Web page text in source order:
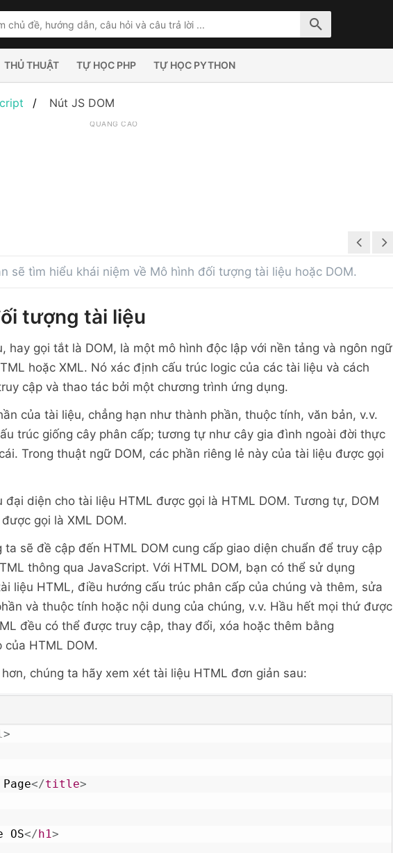
THỦ THUẬT TỰ HỌC PHP TỰ HỌC PYTHON
Nút JS DOM
QUẢNG CÁO
sẽ tìm hiểu khái niệm về Mô hình đối tượng tài liệu hoặc DOM.
tượng tài liệu
hay gọi tắt là DOM, là một mô hình độc lập với nền tảng và ngôn ngữ
hoặc XML. Nó xác định cấu trúc logic của các tài liệu và cách
cập và thao tác bởi một chương trình ứng dụng.
của tài liệu, chẳng hạn như thành phần, thuộc tính, văn bản, v.v.
trúc giống cây phân cấp; tương tự như cây gia đình ngoài đời thực
Trong thuật ngữ DOM, các phần riêng lẻ này của tài liệu được gọi
diện cho tài liệu HTML được gọi là HTML DOM. Tương tự, DOM
gọi là XML DOM.
ta sẽ đề cập đến HTML DOM cung cấp giao diện chuẩn để truy cập
thông qua JavaScript. Với HTML DOM, bạn có thể sử dụng
liệu HTML, điều hướng cấu trúc phân cấp của chúng và thêm, sửa
và thuộc tính hoặc nội dung của chúng, v.v. Hầu hết mọi thứ được
đều có thể được truy cập, thay đổi, xóa hoặc thêm bằng
HTML DOM.
chúng ta hãy xem xét tài liệu HTML đơn giản sau:
>
</title>
OS</h1>